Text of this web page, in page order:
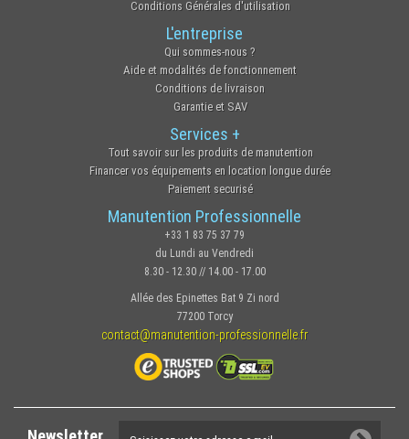
Conditions Générales d'utilisation
L'entreprise
Qui sommes-nous ?
Aide et modalités de fonctionnement
Conditions de livraison
Garantie et SAV
Services +
Tout savoir sur les produits de manutention
Financer vos équipements en location longue durée
Paiement securisé
Manutention Professionnelle
+33 1 83 75 37 79
du Lundi au Vendredi
8.30 - 12.30 // 14.00 - 17.00
Allée des Epinettes Bat 9 Zi nord
77200 Torcy
contact@manutention-professionnelle.fr